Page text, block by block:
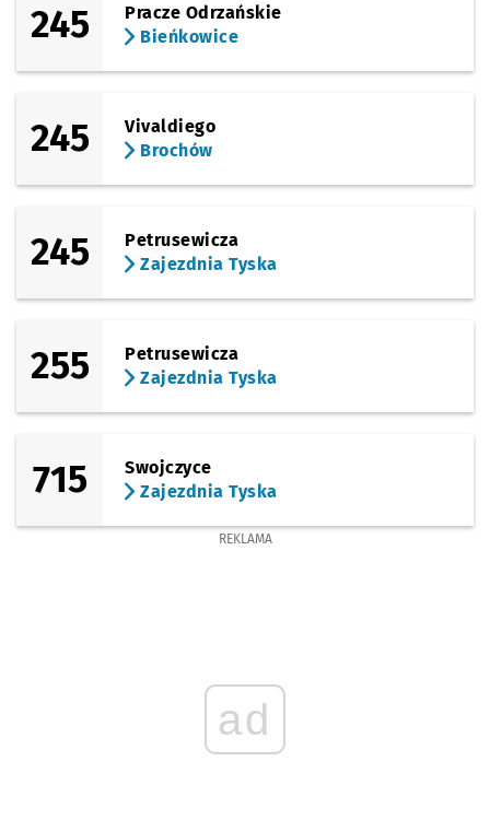
245
Pracze Odrzańskie
Bieńkowice
245
Vivaldiego
Brochów
245
Petrusewicza
Zajezdnia Tyska
255
Petrusewicza
Zajezdnia Tyska
715
Swojczyce
Zajezdnia Tyska
REKLAMA
ad